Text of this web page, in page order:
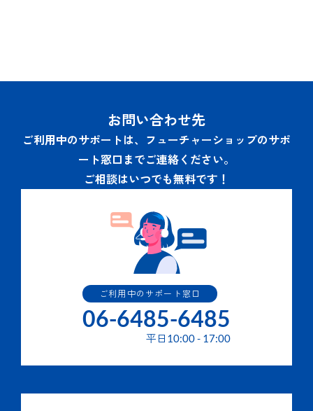
お問い合わせ先
ご利用中のサポートは、フューチャーショップのサポ
ート窓口までご連絡ください。
ご相談はいつでも無料です！
ご利用中のサポート窓口
06-6485-6485
平日 10:00- 17:00